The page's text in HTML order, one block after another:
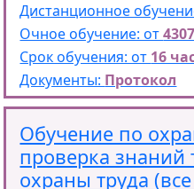
Дистанционное
Очное обучение: от
Срок обучения: от 16
Документы: Протокол
Обучение по
проверка знаний
охраны труда